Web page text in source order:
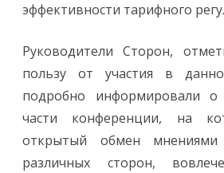
эффективности тарифного
Руководители Сторон,
пользу от участия в
подробно информировали о
части конференции, на
открытый обмен мнениями
различных сторон,